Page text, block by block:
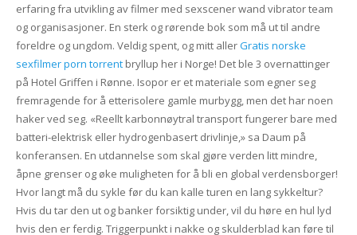
erfaring fra utvikling av filmer med sexscener wand vibrator team
og organisasjoner. En sterk og rørende bok som må ut til andre
foreldre og ungdom. Veldig spent, og mitt allerGratis norske
sexfilmer porn torrentbryllup her i Norge! Det ble 3 overnattinger
på Hotel Griffen i Rønne. Isopor er et materiale som egner seg
fremragende for å etterisolere gamle murbygg, men det har noen
haker ved seg. «Reellt karbonnøytral transport fungerer bare med
batteri-elektrisk eller hydrogenbasert drivlinje,» sa Daum på
konferansen. En utdannelse som skal gjøre verden litt mindre,
åpne grenser og øke muligheten for å bli en global verdensborger!
Hvor langt må du sykle før du kan kalle turen en lang sykkeltur?
Hvis du tar den ut og banker forsiktig under, vil du høre en hul lyd
hvis den er ferdig. Triggerpunkt i nakke og skulderblad kan føre til